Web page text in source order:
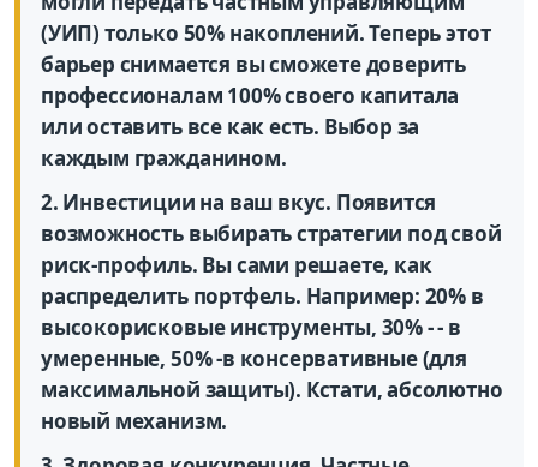
(УИП) только 50% накоплений. Теперь этот
барьер снимается вы сможете доверить
профессионалам 100% своего капитала
или оставить все как есть. Выбор за
каждым гражданином.
2. Инвестиции на ваш вкус. Появится
возможность выбирать стратегии под свой
риск-профиль. Вы сами решаете, как
распределить портфель. Например: 20% в
высокорисковые инструменты, 30% - - в
умеренные, 50% -в консервативные (для
максимальной защиты). Кстати, абсолютно
новый механизм.